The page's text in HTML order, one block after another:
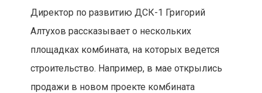
Директор по развитию ДСК-1 Григорий
Алтухов рассказывает о нескольких
площадках комбината, на которых ведется
строительство. Например, в мае открылись
продажи в новом проекте комбината